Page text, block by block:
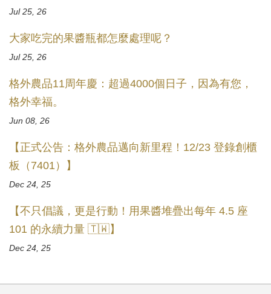
Jul 25, 26
大家吃完的果醬瓶都怎麼處理呢？
Jul 25, 26
格外農品11周年慶：超過4000個日子，因為有您，
格外幸福。
Jun 08, 26
【正式公告：格外農品邁向新里程！12/23 登錄創櫃
板（7401）】
Dec 24, 25
【不只倡議，更是行動！用果醬堆疊出每年 4.5 座
101 的永續力量 🇹🇼】
Dec 24, 25